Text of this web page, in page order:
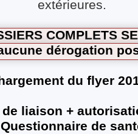
extérieures.
COMPLETS
dérogation
du flyer
liaison +
Questionnaire de